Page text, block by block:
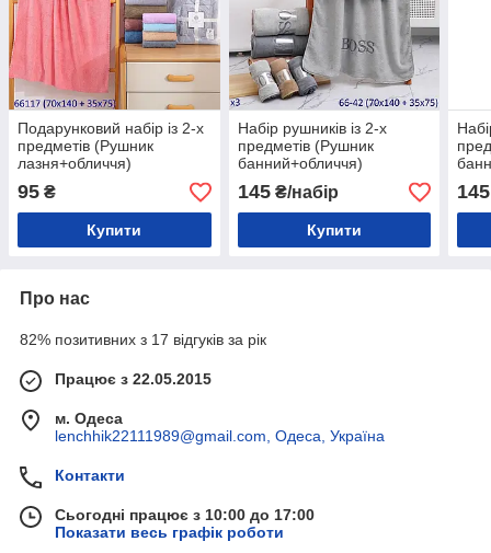
Подарунковий набір із 2-х
предметів (Рушник
лазня+обличчя)
95 ₴
Купити
Набір рушників із 2-х
предметів (Рушник
банний+обличчя)
145₴/набір
Купити
145
Про нас
82% позитивних з 17 відгуків за рік
Працює з 22.05.2015
м. Одеса
lenchhik22111989@gmail.com, Одеса, Україна
Контакти
Сьогодні працює з 10:00 до 17:00
Показати весь графік роботи